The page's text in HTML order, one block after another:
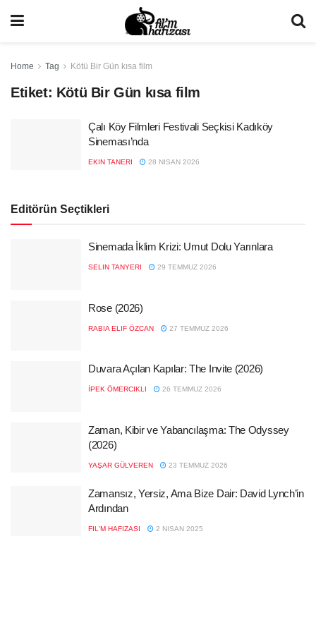
Home Tag Kötü Bir Gün kısa film
Etiket: Kötü Bir Gün kısa film
Çalı Köy Filmleri Festivali Seçkisi Kadıköy
Sineması’nda
EKIN TANERI 28 NISAN 2026
Editörün Seçtikleri
Sinemada İklim Krizi: Umut Dolu Yarınlara
SELIN TANYERI 29 TEMMUZ 2026
Rose (2026)
RABIA ELIF ÖZCAN 27 TEMMUZ 2026
Duvara Açılan Kapılar: The Invite (2026)
İPEK ÖMERCIKLI 26 TEMMUZ 2026
Zaman, Kibir ve Yabancılaşma: The Odyssey
(2026)
YAŞAR GÜLVEREN 23 TEMMUZ 2026
Zamansız, Yersiz, Ama Bize Dair: David Lynch’in
Ardından
FIL'M HAFIZASI 2 NISAN 2025